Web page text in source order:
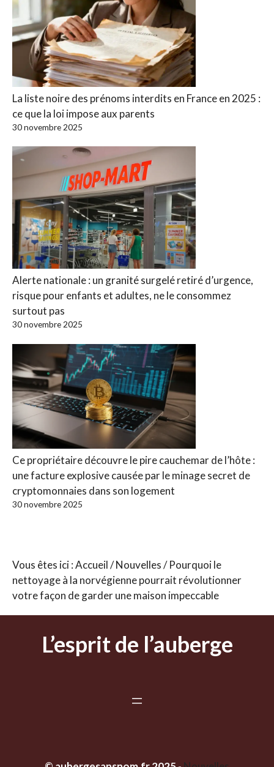
La liste noire des prénoms interdits en France en 2025 :
ce que la loi impose aux parents
30 novembre 2025
Alerte nationale : un granité surgelé retiré d’urgence,
risque pour enfants et adultes, ne le consommez
surtout pas
30 novembre 2025
Ce propriétaire découvre le pire cauchemar de l’hôte :
une facture explosive causée par le minage secret de
cryptomonnaies dans son logement
30 novembre 2025
Vous êtes ici :Accueil/Nouvelles/Pourquoi le
nettoyage à la norvégienne pourrait révolutionner
votre façon de garder une maison impeccable
L’esprit de l’auberge